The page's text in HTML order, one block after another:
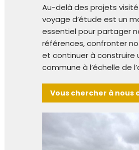
Au-delà des projets
voyage d’étude est un
essentiel pour partager
références, confronter
et continuer à construire
commune à l’échelle de
Vous chercher à nous